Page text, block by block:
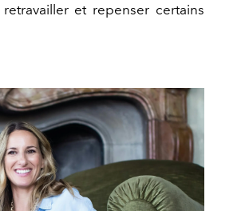
et repenser certains